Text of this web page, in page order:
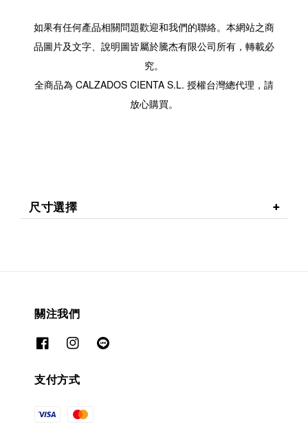
如果有任何產品相關問題歡迎和我們的聯絡。本網站之商
品圖片及文字、說明圖皆屬於騰杰有限公司所有，轉載必
究。
全商品為 CALZADOS CIENTA S.L. 授權台灣總代理，請
放心購買。
尺寸選擇
關注我們
支付方式